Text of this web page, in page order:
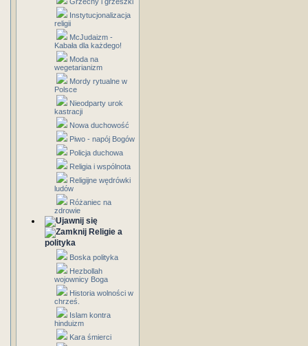
Instytucjonalizacja
religii
McJudaizm -
Kabała dla każdego!
Moda na
wegetarianizm
Mordy rytualne w
Polsce
Nieodparty urok
kastracji
Nowa duchowość
Piwo - napój Bogów
Policja duchowa
Religia i wspólnota
Religijne wędrówki
ludów
Różaniec na
zdrowie
Religie a
polityka
Boska polityka
Hezbollah
wojownicy Boga
Historia wolności w
chrześ.
Islam kontra
hinduizm
Kara śmierci